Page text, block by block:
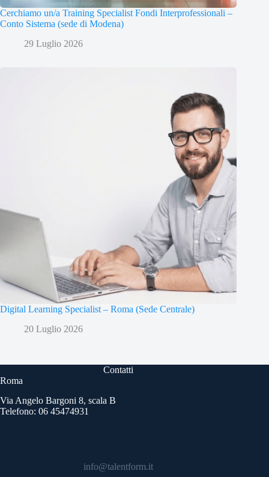
Cerchiamo un/a Training Specialist Fondi Interprofessionali –
Conto Sistema (sede di Modena)
29 Luglio 2026
Digital Learning Specialist – Roma (Sede Centrale)
20 Luglio 2026
Contatti
Roma
Via Angelo Bargoni 8, scala B
Telefono: 06 45474931
info@talentform.it